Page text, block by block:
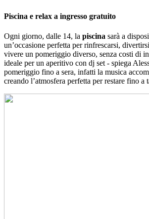
Piscina e relax a ingresso gratuito
Ogni giorno, dalle 14, la piscina sarà a
un’occasione perfetta per rinfrescarsi,
vivere un pomeriggio diverso, senza costi di
ideale per un aperitivo con dj set - spiega
pomeriggio fino a sera, infatti la musica
creando l’atmosfera perfetta per restare fino a